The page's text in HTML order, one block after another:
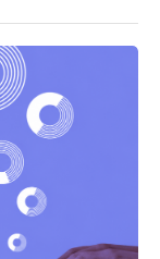
Dit
Miles